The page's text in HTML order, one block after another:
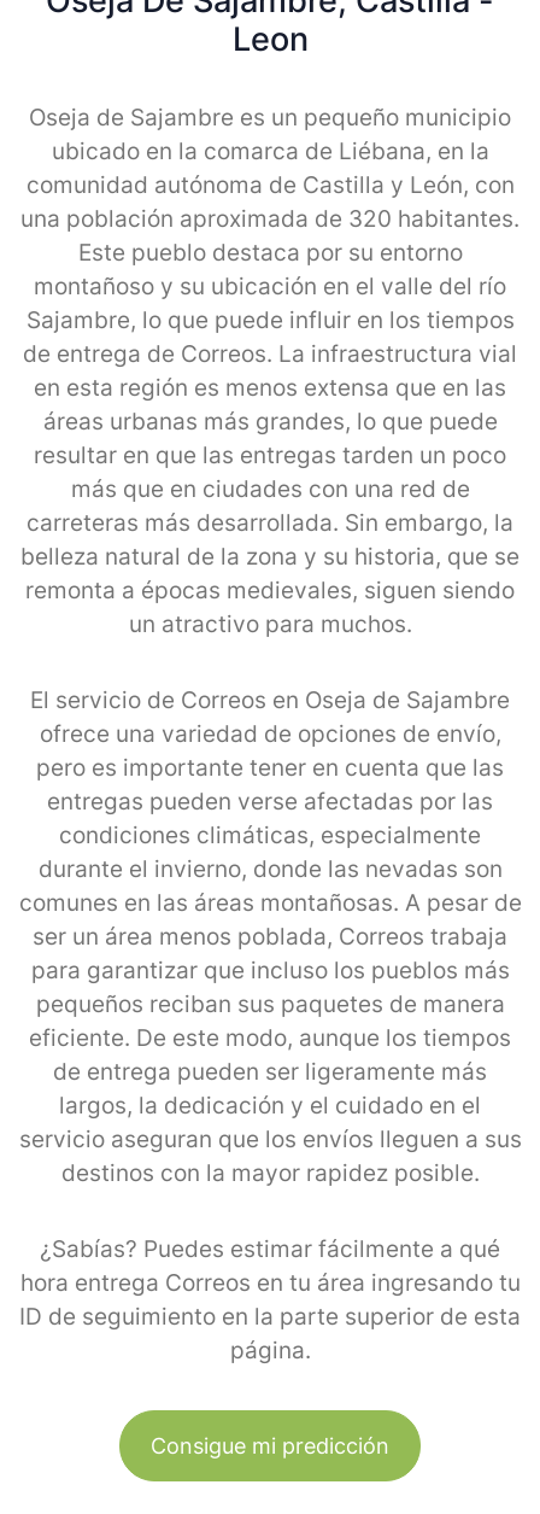
Leon
Oseja de Sajambre es un pequeño municipio
ubicado en la comarca de Liébana, en la
comunidad autónoma de Castilla y León, con
una población aproximada de 320 habitantes.
Este pueblo destaca por su entorno
montañoso y su ubicación en el valle del río
Sajambre, lo que puede influir en los tiempos
de entrega de Correos. La infraestructura vial
en esta región es menos extensa que en las
áreas urbanas más grandes, lo que puede
resultar en que las entregas tarden un poco
más que en ciudades con una red de
carreteras más desarrollada. Sin embargo, la
belleza natural de la zona y su historia, que se
remonta a épocas medievales, siguen siendo
un atractivo para muchos.
El servicio de Correos en Oseja de Sajambre
ofrece una variedad de opciones de envío,
pero es importante tener en cuenta que las
entregas pueden verse afectadas por las
condiciones climáticas, especialmente
durante el invierno, donde las nevadas son
comunes en las áreas montañosas. A pesar de
ser un área menos poblada, Correos trabaja
para garantizar que incluso los pueblos más
pequeños reciban sus paquetes de manera
eficiente. De este modo, aunque los tiempos
de entrega pueden ser ligeramente más
largos, la dedicación y el cuidado en el
servicio aseguran que los envíos lleguen a sus
destinos con la mayor rapidez posible.
¿Sabías? Puedes estimar fácilmente a qué
hora entrega Correos en tu área ingresando tu
ID de seguimiento en la parte superior de esta
página.
Consigue mi predicción